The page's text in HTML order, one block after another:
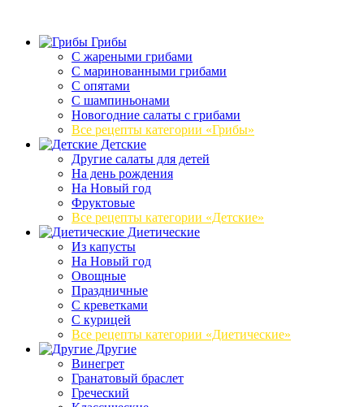
Грибы
C жареными грибами
C маринованными грибами
C опятами
C шампиньонами
Новогодние салаты с грибами
Все рецепты категории «Грибы»
Детские
Другие салаты для детей
На день рождения
На Новый год
Фруктовые
Все рецепты категории «Детские»
Диетические
Из капусты
На Новый год
Овощные
Праздничные
С креветками
С курицей
Все рецепты категории «Диетические»
Другие
Винегрет
Гранатовый браслет
Греческий